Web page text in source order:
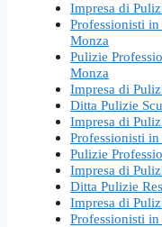
Impresa di
Professionisti
Monza
Pulizie
Monza
Impresa di
Ditta Pulizie
Impresa di
Professionisti
Pulizie
Impresa di
Ditta Pulizie
Impresa di
Professionisti